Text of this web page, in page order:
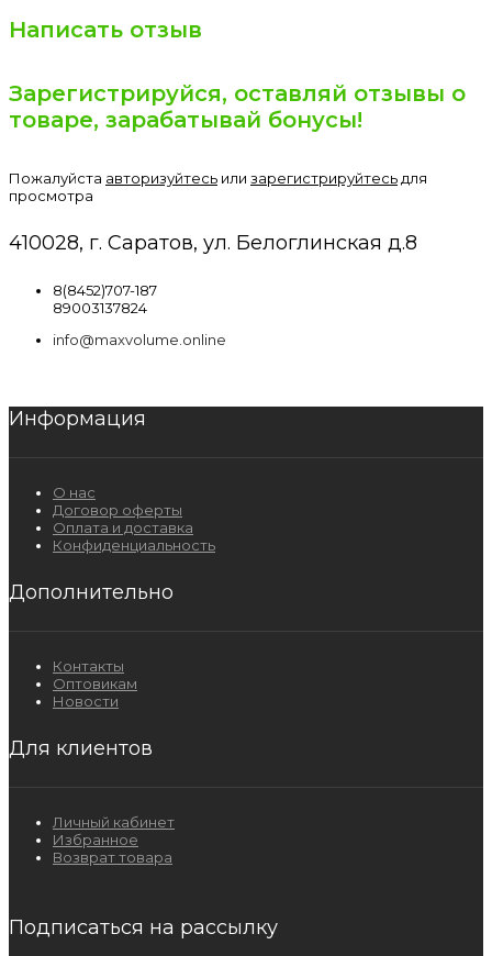
Написать отзыв
Зарегистрируйся, оставляй отзывы о
товаре, зарабатывай бонусы!
Пожалуйста авторизуйтесь или зарегистрируйтесь для
просмотра
410028, г. Саратов, ул. Белоглинская д.8
8(8452)707-187
89003137824
info@maxvolume.online
Информация
О нас
Договор оферты
Оплата и доставка
Конфиденциальность
Дополнительно
Контакты
Оптовикам
Новости
Для клиентов
Личный кабинет
Избранное
Возврат товара
Подписаться на рассылку